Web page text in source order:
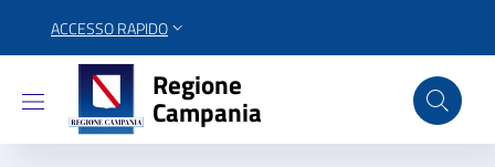
ACCESSO RAPIDO
Regione Campania
Regione
Campania